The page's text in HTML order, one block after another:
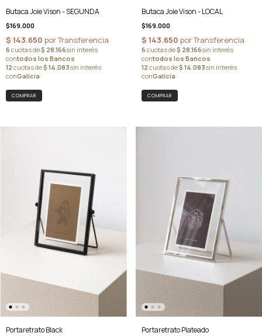
Butaca Joie Vison - SEGUNDA
$169.000
Butaca Joie Vison - LOCAL
$169.000
Portaretrato Black Portaretrato Plateado